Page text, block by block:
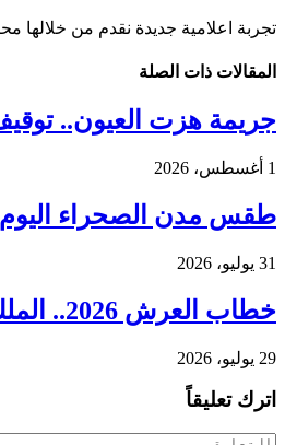
تجربة اعلامية جديدة نقدم من
المقالات ذات الصلة
جريمة هزت العيون.. توقيف 6 مشتبه فيهم بينهم قاصر في قضية مقتل فتاة ورمي جثتها بوادي الساقية
1 أغسطس، 2026
طقس مدن الصحراء اليوم الجمعة 31 يوليوز 2026.. ارتفاع درجات الحرارة
31 يوليو، 2026
خطاب العرش 2026.. الملك محمد السادس يدعو إلى مرحلة جديدة من التنمية وترسيخ العدالة المجالية
29 يوليو، 2026
اترك تعليقاً